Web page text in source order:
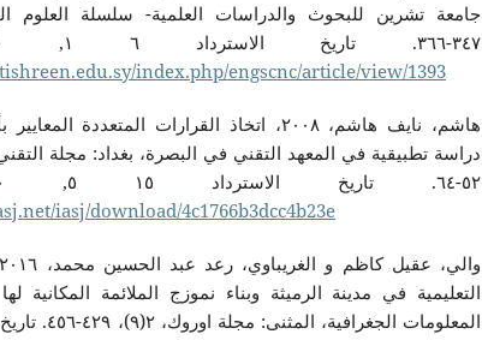
٣٤٧-٣٦٦. تاريخ الاسترداد ٦ ١, ٢٠٢٠، من
index.php/engscnc/article/view/1393
هاشم، نايف هاشم، ٢٠٠٨، اتخاذ القرارات المتعددة
٥٢-٦٤. تاريخ الاسترداد ١٥ ٥, ٢٠٢٠، من
iasj/download/4c1766b3dcc4b23e
التعليمية في مدينة الرميثة وبناء نموزج الملائمة المكانية